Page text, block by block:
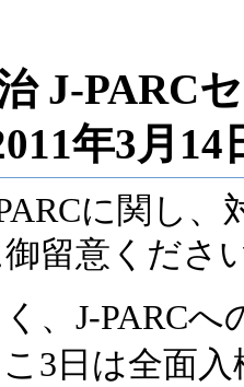
J-PARC
年3月14
に関し
留意くださ
、J-PARC
3日は全面